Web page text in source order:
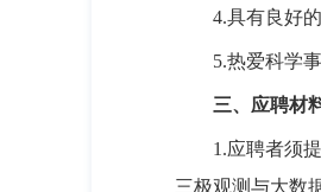
4.具有良好
5.热爱科学
三、应聘材
1.应聘者须
三极观测与大数